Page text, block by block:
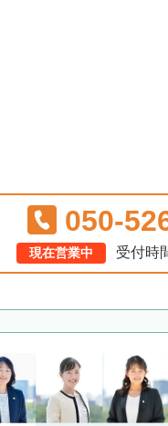
050-
現在営業中 受付時